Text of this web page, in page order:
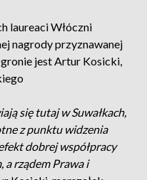
laureaci Włóczni
nagrody przyznawanej
jest Artur Kosicki,
się tutaj w Suwałkach,
z punktu widzenia
dobrej współpracy
a rządem Prawa i